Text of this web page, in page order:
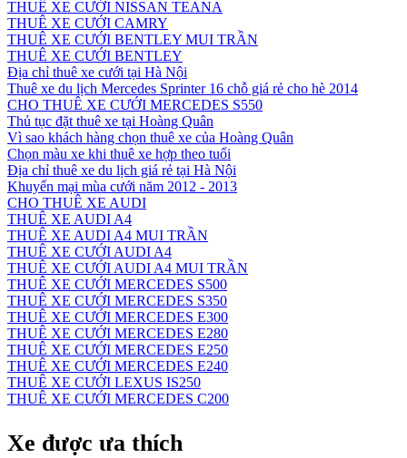
THUÊ XE CƯỚI NISSAN TEANA
THUÊ XE CƯỚI CAMRY
THUÊ XE CƯỚI BENTLEY MUI TRẦN
THUÊ XE CƯỚI BENTLEY
Địa chỉ thuê xe cưới tại Hà Nội
Thuê xe du lịch Mercedes Sprinter 16 chỗ giá rẻ cho hè 2014
CHO THUÊ XE CƯỚI MERCEDES S550
Thủ tục đặt thuê xe tại Hoàng Quân
Vì sao khách hàng chọn thuê xe của Hoàng Quân
Chọn màu xe khi thuê xe hợp theo tuổi
Địa chỉ thuê xe du lịch giá rẻ tại Hà Nội
Khuyến mại mùa cưới năm 2012 - 2013
CHO THUÊ XE AUDI
THUÊ XE AUDI A4
THUÊ XE AUDI A4 MUI TRẦN
THUÊ XE CƯỚI AUDI A4
THUÊ XE CƯỚI AUDI A4 MUI TRẦN
THUÊ XE CƯỚI MERCEDES S500
THUÊ XE CƯỚI MERCEDES S350
THUÊ XE CƯỚI MERCEDES E300
THUÊ XE CƯỚI MERCEDES E280
THUÊ XE CƯỚI MERCEDES E250
THUÊ XE CƯỚI MERCEDES E240
THUÊ XE CƯỚI LEXUS IS250
THUÊ XE CƯỚI MERCEDES C200
Xe được ưa thích